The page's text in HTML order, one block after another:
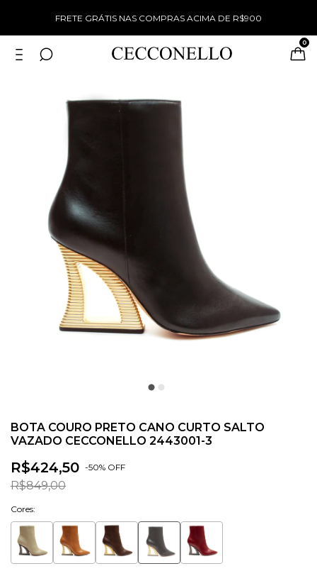
FRETE GRÁTIS NAS COMPRAS ACIMA DE R$900
0
BOTA COURO PRETO CANO CURTO SALTO
VAZADO CECCONELLO 2443001-3
R$424,50 -50% OFF
R$849,00
Cores: